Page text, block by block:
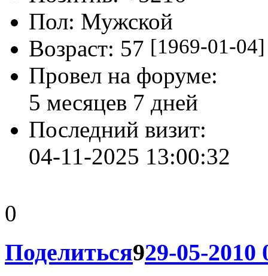
Зарегистрирован
Сообщений:3004
Уважение: +4927
Позитив: +5216
Пол:Мужской
Возраст:57[1969-01-04]
04-11-2025 13:00:32